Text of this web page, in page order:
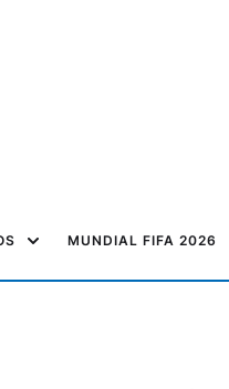
MUNDIAL FIFA 2026